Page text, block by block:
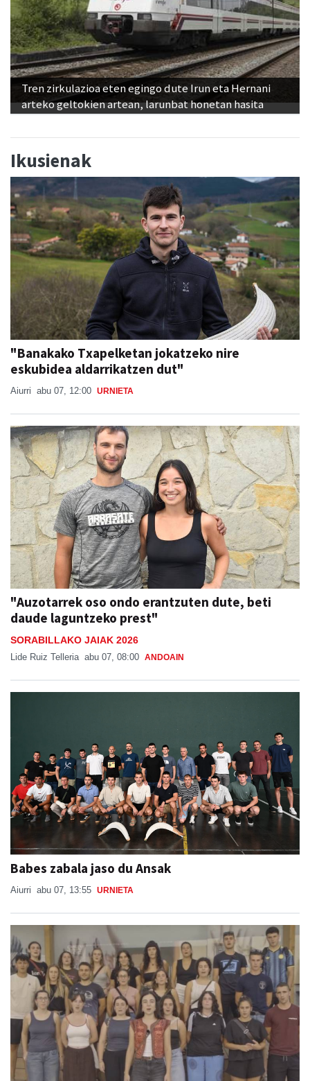
Tren zirkulazioa eten egingo dute Irun eta Hernani
arteko geltokien artean, larunbat honetan hasita
Ikusienak
"Banakako Txapelketan jokatzeko nire
eskubidea aldarrikatzen dut"
Aiurri abu 07, 12:00 URNIETA
"Auzotarrek oso ondo erantzuten dute, beti
daude laguntzeko prest"
SORABILLAKO JAIAK 2026
Lide Ruiz Telleria abu 07, 08:00 ANDOAIN
Babes zabala jaso du Ansak
Aiurri abu 07, 13:55 URNIETA